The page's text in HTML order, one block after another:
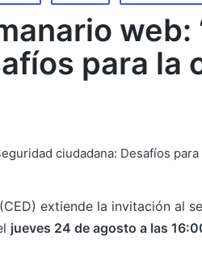
web:
para la
extiende la invitación al
jueves 24 de agosto a las